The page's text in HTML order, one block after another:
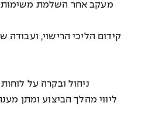
- ניהול ובקרה על